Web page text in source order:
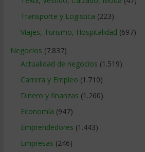
Transporte y Logistica (223)
Viajes, Turismo, Hospitalidad (697)
Negocios (7.837)
Actualidad de negocios (1.519)
Carrera y Empleo (1.710)
Dinero y finanzas (1.260)
Economía (947)
Emprendedores (1.443)
Empresas (246)